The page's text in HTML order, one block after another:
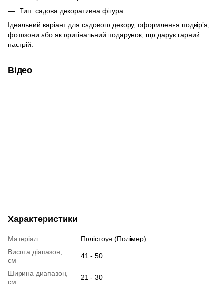
Тип: садова декоративна фігура
Ідеальний варіант для садового декору, оформлення подвірʼя,
фотозони або як оригінальний подарунок, що дарує гарний
настрій.
Відео
Характеристики
Матеріал
Полістоун (Полімер)
Висота діапазон,
см
41 - 50
Ширина диапазон,
см
21 - 30